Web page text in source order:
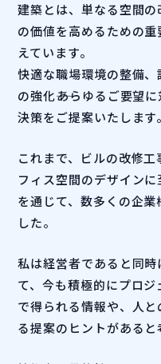
建築とは、単なる空間
の価値を高めるための
えています。
快適な職場環境の整備
の強化――あらゆるご要望
決策をご提案いたします。
これまで、ビルの改修
フィス空間のデザイン
を通じて、数多くの企
した。
私は経営者であると同
て、今も積極的にプロ
で得られる情報や、人
る提案のヒントがあると